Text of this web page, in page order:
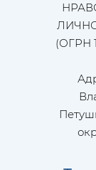
(ОГРН